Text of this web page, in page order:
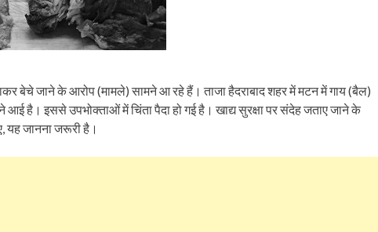
बेचे जाने के आरोप (मामले) सामने आ रहे हैं। ताजा हैदराबाद शहर में मटन में गाय (बैल)
है। इससे उपभोक्ताओं में चिंता पैदा हो गई है। खाद्य सुरक्षा पर संदेह जताए जाने के
यह जानना जरूरी है।